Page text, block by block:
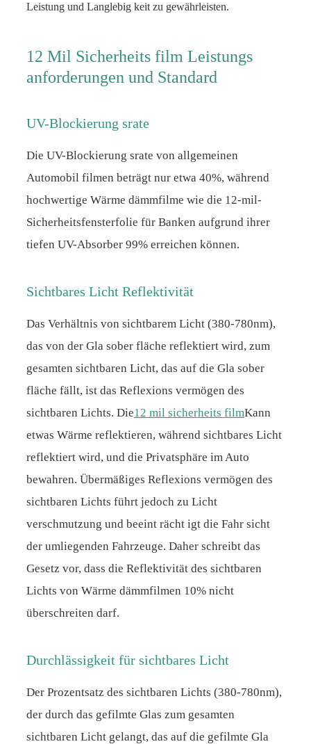
Leistung und Langlebig keit zu gewährleisten.
12 Mil Sicherheits film Leistungs
anforderungen und Standard
UV-Blockierung srate
Die UV-Blockierung srate von allgemeinen
Automobil filmen beträgt nur etwa 40%, während
hochwertige Wärme dämmfilme wie die 12-mil-
Sicherheitsfensterfolie für Banken aufgrund ihrer
tiefen UV-Absorber 99% erreichen können.
Sichtbares Licht Reflektivität
Das Verhältnis von sichtbarem Licht (380-780nm),
das von der Gla sober fläche reflektiert wird, zum
gesamten sichtbaren Licht, das auf die Gla sober
fläche fällt, ist das Reflexions vermögen des
sichtbaren Lichts. Die12 mil sicherheits filmKann
etwas Wärme reflektieren, während sichtbares Licht
reflektiert wird, und die Privatsphäre im Auto
bewahren. Übermäßiges Reflexions vermögen des
sichtbaren Lichts führt jedoch zu Licht
verschmutzung und beeint rächt igt die Fahr sicht
der umliegenden Fahrzeuge. Daher schreibt das
Gesetz vor, dass die Reflektivität des sichtbaren
Lichts von Wärme dämmfilmen 10% nicht
überschreiten darf.
Durchlässigkeit für sichtbares Licht
Der Prozentsatz des sichtbaren Lichts (380-780nm),
der durch das gefilmte Glas zum gesamten
sichtbaren Licht gelangt, das auf die gefilmte Gla